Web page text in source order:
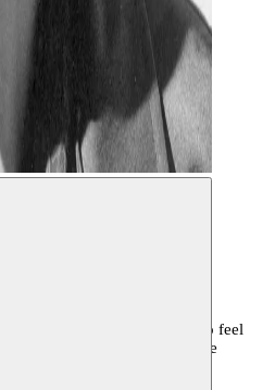
to growing wings: the first is to feel
believe that you can break the